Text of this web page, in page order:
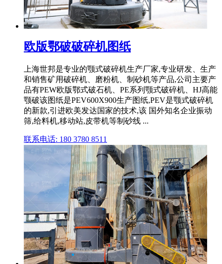
欧版鄂破破碎机图纸
上海世邦是专业的颚式破碎机生产厂家,专业研发、生产
和销售矿用破碎机、磨粉机、制砂机等产品,公司主要产
品有PEW欧版鄂式破石机、PE系列颚式破碎机、HJ高能
颚破该图纸是PEV600X900生产图纸,PEV是颚式破碎机
的新款,引进欧美发达国家的技术,该 国外知名企业振动
筛,给料机,移动站,皮带机等制砂线 ...
联系电话: 180 3780 8511